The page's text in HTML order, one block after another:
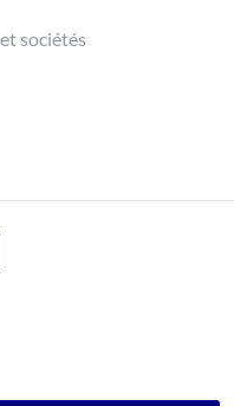
sociétés